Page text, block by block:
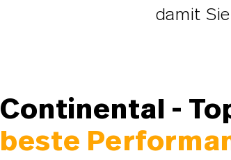
damit
Continental -
beste